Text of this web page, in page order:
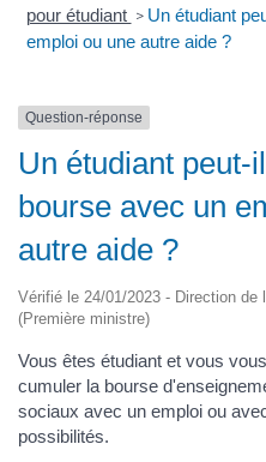
pour étudiant > Un étudiant
emploi ou une autre aide ?
Question-réponse
Un étudiant peut-
bourse avec un
autre aide ?
Vérifié le 24/01/2023 - Direction
(Première ministre)
Vous êtes étudiant et vous
cumuler la bourse
sociaux avec un emploi ou
possibilités.